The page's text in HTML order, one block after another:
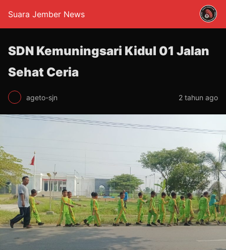
Suara Jember News
SDN Kemuningsari Kidul 01 Jalan
Sehat Ceria
ageto-sjn 2 tahun ago